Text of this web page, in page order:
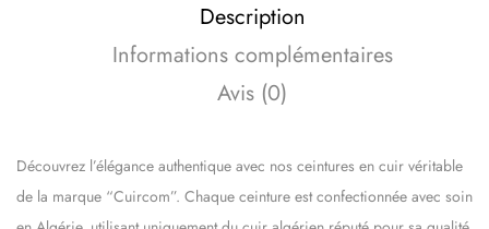
Description
Informations complémentaires
Avis (0)
Découvrez l’élégance authentique avec nos ceintures en cuir véritable
de la marque “Cuircom”. Chaque ceinture est confectionnée avec soin